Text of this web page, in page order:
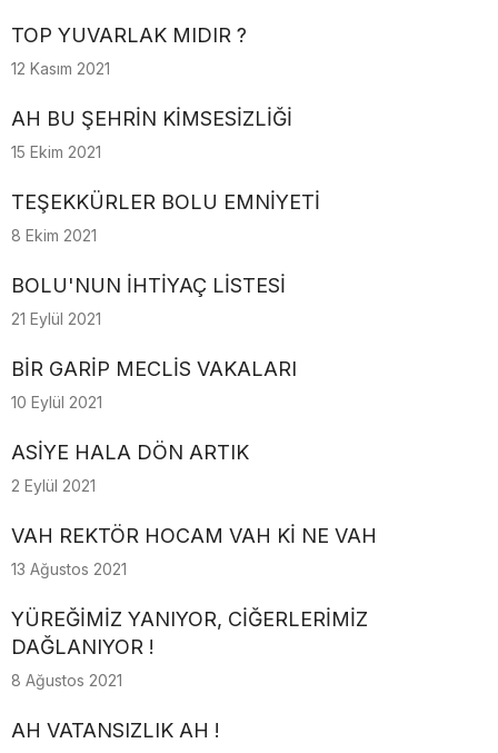
TOP YUVARLAK MIDIR ?
12 Kasım 2021
AH BU ŞEHRİN KİMSESİZLİĞİ
15 Ekim 2021
TEŞEKKÜRLER BOLU EMNİYETİ
8 Ekim 2021
BOLU'NUN İHTİYAÇ LİSTESİ
21 Eylül 2021
BİR GARİP MECLİS VAKALARI
10 Eylül 2021
ASİYE HALA DÖN ARTIK
2 Eylül 2021
VAH REKTÖR HOCAM VAH Kİ NE VAH
13 Ağustos 2021
YÜREĞİMİZ YANIYOR, CİĞERLERİMİZ
DAĞLANIYOR !
8 Ağustos 2021
AH VATANSIZLIK AH !